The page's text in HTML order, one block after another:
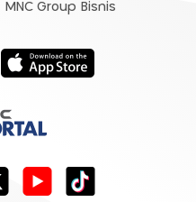
MNC Group Bisnis